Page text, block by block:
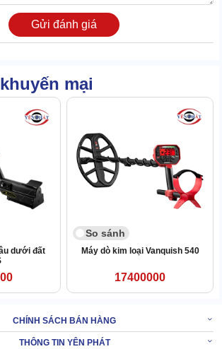
chi tiết của máy rà soát dưới
Gửi đánh giá
mại
dưới đất
So sánh
Máy dò kim loại Vanquish 540
17400000
CHÍNH SÁCH BÁN HÀNG
THÔNG TIN YÊN PHÁT